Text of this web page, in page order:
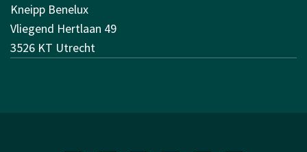
Kneipp Benelux
Vliegend Hertlaan 49
3526 KT Utrecht